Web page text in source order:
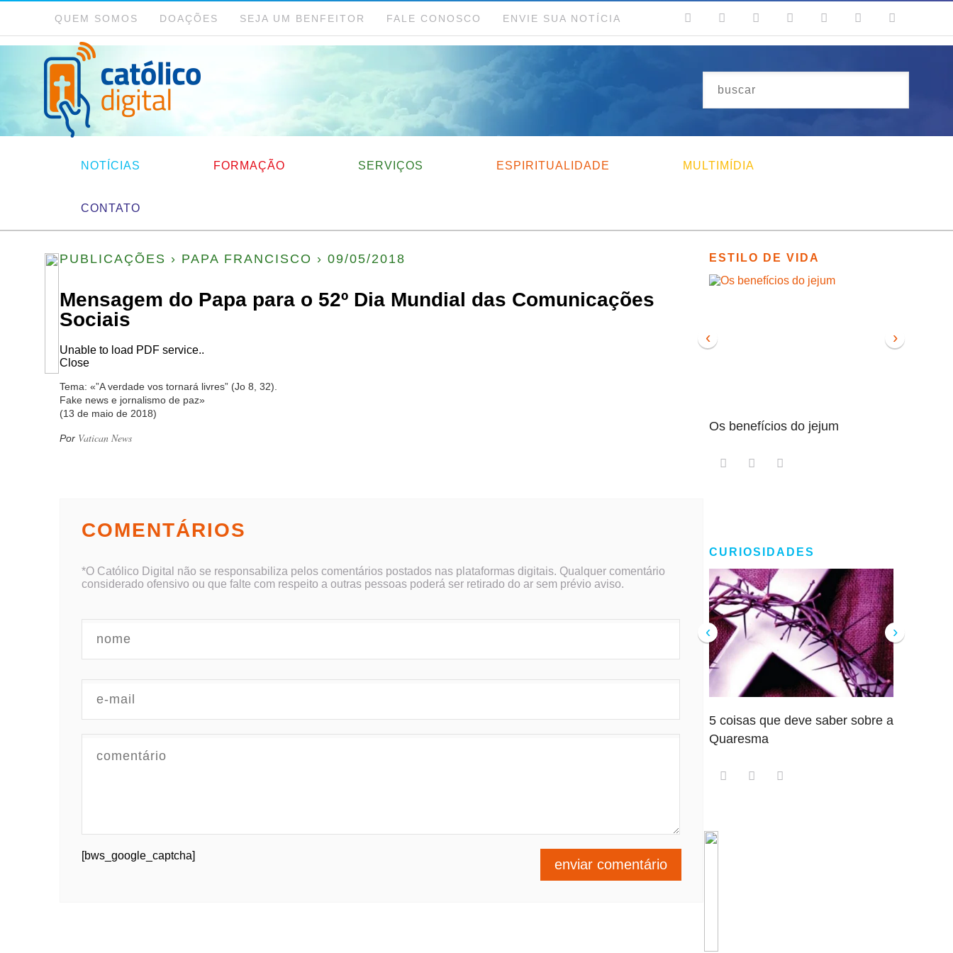
QUEM SOMOS DOAÇÕES SEJA UM BENFEITOR FALE CONOSCO ENVIE SUA NOTÍCIA
NOTÍCIAS FORMAÇÃO SERVIÇOS ESPIRITUALIDADE MULTIMÍDIA
CONTATO
PUBLICAÇÕES › PAPA FRANCISCO › 09/05/2018
Mensagem do Papa para o 52º Dia Mundial das Comunicações
Sociais
Unable to load PDF service..
Close
Tema: «”A verdade vos tornará livres” (Jo 8, 32).
Fake news e jornalismo de paz»
(13 de maio de 2018)
Por Vatican News
COMENTÁRIOS
*O Católico Digital não se responsabiliza pelos comentários postados nas plataformas digitais. Qualquer comentário
considerado ofensivo ou que falte com respeito a outras pessoas poderá ser retirado do ar sem prévio aviso.
[bws_google_captcha]
ESTILO DE VIDA
Os benefícios do jejum
‹ ›
CURIOSIDADES
5 coisas que deve saber sobre a
Quaresma
‹ ›